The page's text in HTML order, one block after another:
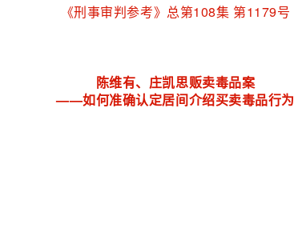
《刑事审判参考》总第108集 第1179号
陈维有、庄凯思贩卖毒品案
——如何准确认定居间介绍买卖毒品行为